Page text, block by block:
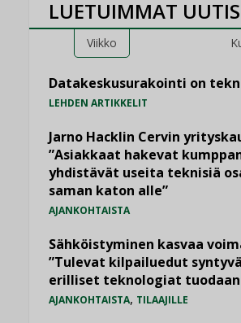
LUETUIMMAT
Viikko
Datakeskusurakointi on
LEHDEN ARTIKKELIT
Jarno Hacklin Cervin
”Asiakkaat hakevat
yhdistävät useita teknisiä
saman katon alle”
AJANKOHTAISTA
Sähköistyminen kasvaa
”Tulevat kilpailuedut
erilliset teknologiat tuodaan
AJANKOHTAISTA, TILAAJILLE